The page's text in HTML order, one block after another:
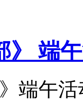
》 端
》端午